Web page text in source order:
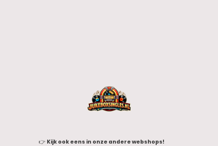
👉 Kijk ook eens in onze andere webshops!